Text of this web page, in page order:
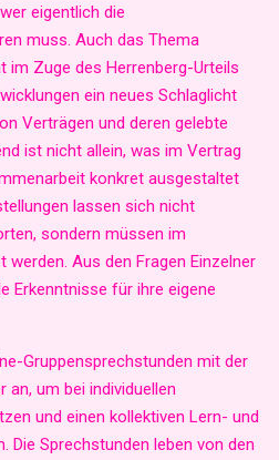
eigentlich die
muss. Auch das Thema
im Zuge des Herrenberg-Urteils
ein neues Schlaglicht
Verträgen und deren gelebte
ist nicht allein, was im Vertrag
konkret ausgestaltet
lassen sich nicht
sondern müssen im
Aus den Fragen Einzelner
Erkenntnisse für ihre eigene
Gruppensprechstunden mit der
an, um bei individuellen
und einen kollektiven Lern- und
Sprechstunden leben von den